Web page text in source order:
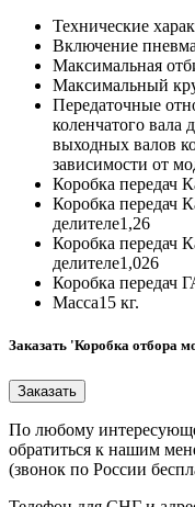
Технические
Включение
Максимальная
Максимальный
Передаточные
коленчатого вала
выходных валов
зависимости от
Коробка передач
Коробка передач
делителе1,26
Коробка передач
делителе1,026
Коробка передач
Масса15 кг.
Заказать 'Коробка отбора
По любому
обратиться к нашим
(звонок по России